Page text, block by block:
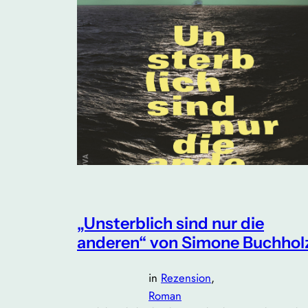
„Unsterblich sind nur die
anderen“ von Simone
in Rezension
Roman